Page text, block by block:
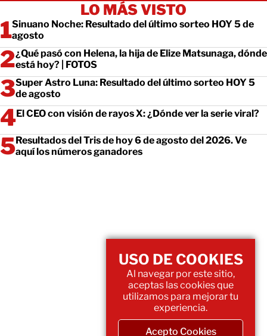
LO MÁS VISTO
Sinuano Noche: Resultado del último sorteo HOY 5 de
agosto
¿Qué pasó con Helena, la hija de Elize Matsunaga, dónde
está hoy? | FOTOS
Super Astro Luna: Resultado del último sorteo HOY 5
de agosto
El CEO con visión de rayos X: ¿Dónde ver la serie viral?
Resultados del Tris de hoy 6 de agosto del 2026. Ve
aquí los números ganadores
USO DE COOKIES
Al navegar por este sitio,
aceptas las cookies que
utilizamos para mejorar tu
experiencia.
Acepto Cookies